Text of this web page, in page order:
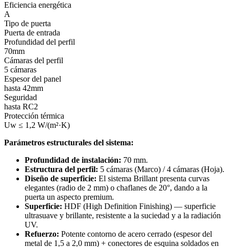
Eficiencia energética
A
Tipo de puerta
Puerta de entrada
Profundidad del perfil
70mm
Cámaras del perfil
5 cámaras
Espesor del panel
hasta 42mm
Seguridad
hasta RC2
Protección térmica
Uw ≤ 1,2 W/(m²·K)
Parámetros estructurales del sistema:
Profundidad de instalación: 70 mm.
Estructura del perfil: 5 cámaras (Marco) / 4 cámaras (Hoja).
Diseño de superficie: El sistema Brillant presenta curvas
elegantes (radio de 2 mm) o chaflanes de 20°, dando a la
puerta un aspecto premium.
Superficie: HDF (High Definition Finishing) — superficie
ultrasuave y brillante, resistente a la suciedad y a la radiación
UV.
Refuerzo: Potente contorno de acero cerrado (espesor del
metal de 1,5 a 2,0 mm) + conectores de esquina soldados en